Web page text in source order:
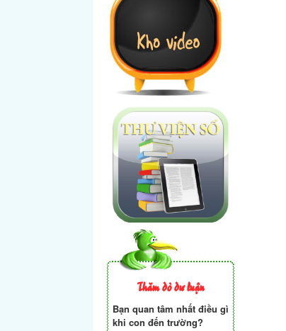
Thăm dò dư luận
Bạn quan tâm nhất điều gì
khi con đến trường?